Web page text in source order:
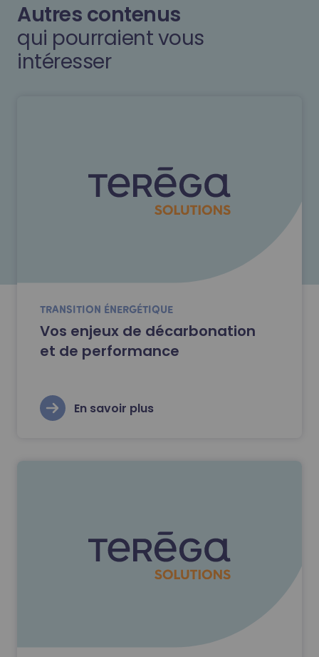
Autres contenus
qui pourraient vous
intéresser
TRANSITION ÉNERGÉTIQUE
Vos enjeux de décarbonation
et de performance
En savoir plus